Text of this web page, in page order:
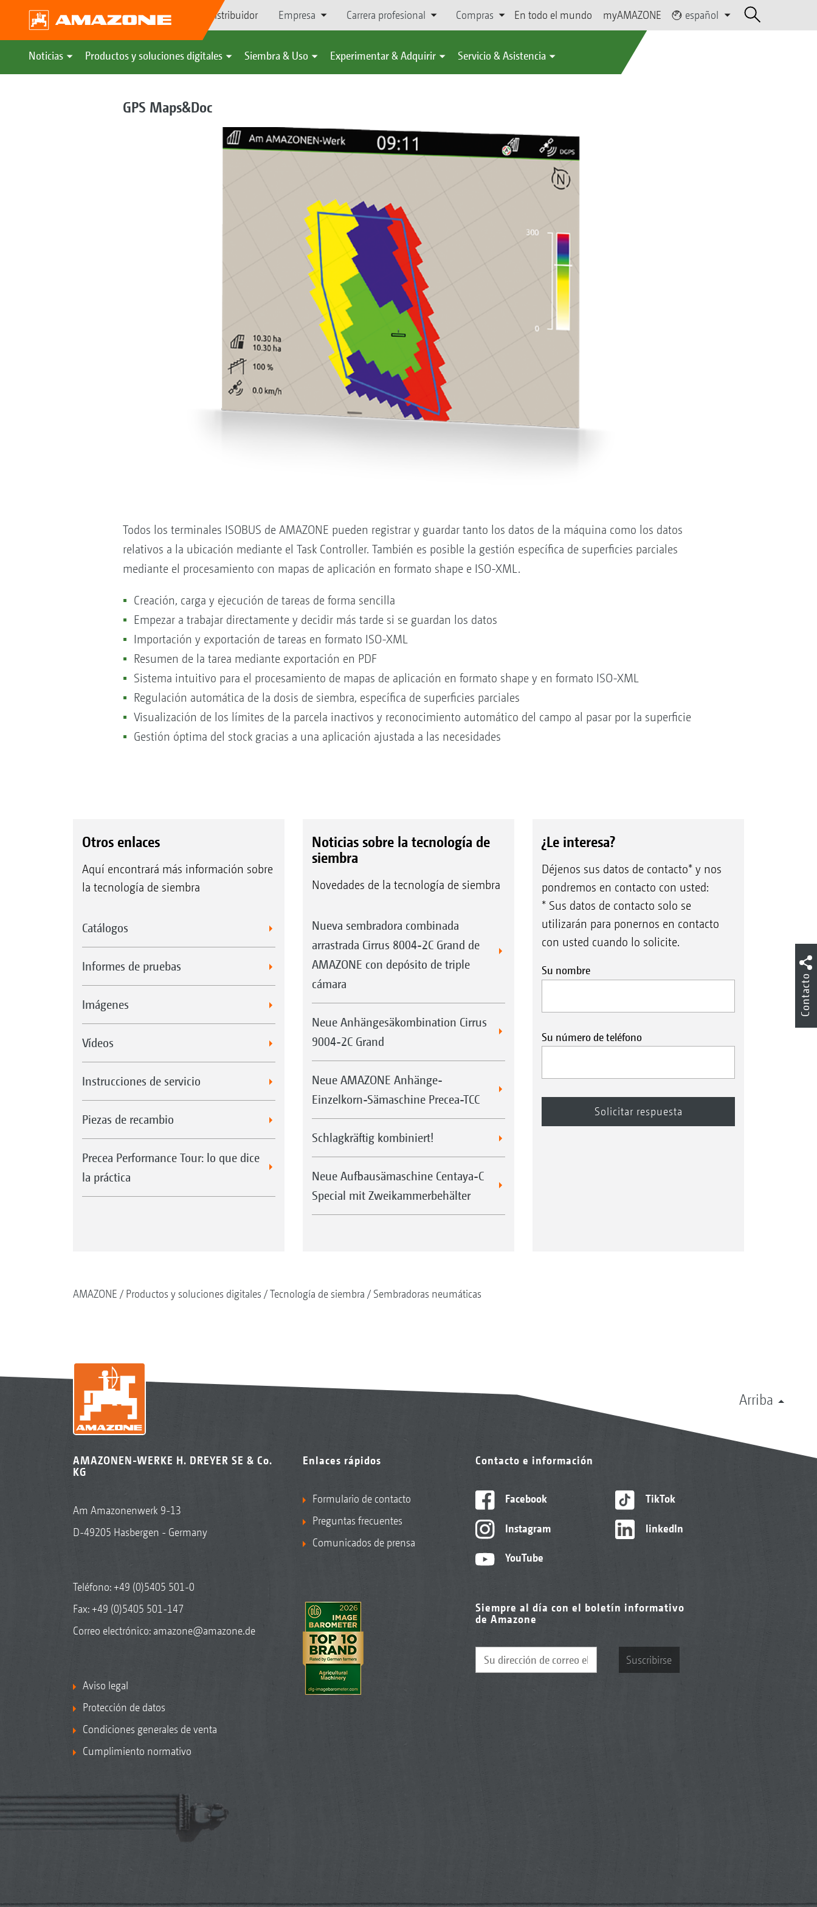
Búsqueda de distribuidor Empresa Carrera profesional Compras En todo el mundo myAMAZONE español
Noticias Productos y soluciones digitales Siembra & Uso Experimentar & Adquirir Servicio & Asistencia
GPS Maps&Doc
Todos los terminales ISOBUS de AMAZONE pueden registrar y guardar tanto los datos de la máquina como los datos
relativos a la ubicación mediante el Task Controller. También es posible la gestión específica de superficies parciales
mediante el procesamiento con mapas de aplicación en formato shape e ISO-XML.
Creación, carga y ejecución de tareas de forma sencilla
Empezar a trabajar directamente y decidir más tarde si se guardan los datos
Importación y exportación de tareas en formato ISO-XML
Resumen de la tarea mediante exportación en PDF
Sistema intuitivo para el procesamiento de mapas de aplicación en formato shape y en formato ISO-XML
Regulación automática de la dosis de siembra, específica de superficies parciales
Visualización de los límites de la parcela inactivos y reconocimiento automático del campo al pasar por la superficie
Gestión óptima del stock gracias a una aplicación ajustada a las necesidades
Otros enlaces
Aquí encontrará más información sobre
la tecnología de siembra
Catálogos
Informes de pruebas
Imágenes
Vídeos
Instrucciones de servicio
Piezas de recambio
Precea Performance Tour: lo que dice
la práctica
Noticias sobre la tecnología de
siembra
Novedades de la tecnología de siembra
Nueva sembradora combinada
arrastrada Cirrus 8004-2C Grand de
AMAZONE con depósito de triple
cámara
Neue Anhängesäkombination Cirrus
9004-2C Grand
Neue AMAZONE Anhänge-
Einzelkorn-Sämaschine Precea-TCC
Schlagkräftig kombiniert!
Neue Aufbausämaschine Centaya-C
Special mit Zweikammerbehälter
¿Le interesa?
Déjenos sus datos de contacto* y nos
pondremos en contacto con usted:
* Sus datos de contacto solo se
utilizarán para ponernos en contacto
con usted cuando lo solicite.
Su nombre
Su número de teléfono
AMAZONE Productos y soluciones digitales Tecnología de siembra Sembradoras neumáticas
Arriba
AMAZONEN-WERKE H. DREYER SE & Co.
KG
Am Amazonenwerk 9-13
D-49205 Hasbergen - Germany
Teléfono:+49 (0)5405 501-0
Fax: +49 (0)5405 501-147
Correo electrónico: amazone@amazone.de
Aviso legal
Protección de datos
Condiciones generales de venta
Cumplimiento normativo
Enlaces rápidos
Formulario de contacto
Preguntas frecuentes
Comunicados de prensa
Contacto e información
Facebook
Instagram
YouTube
TikTok
linkedIn
Siempre al día con el boletín informativo
de Amazone
Suscribirse
Contacto